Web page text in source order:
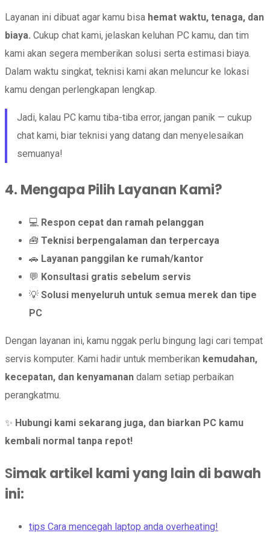
Layanan ini dibuat agar kamu bisa hemat waktu, tenaga, dan
biaya. Cukup chat kami, jelaskan keluhan PC kamu, dan tim
kami akan segera memberikan solusi serta estimasi biaya.
Dalam waktu singkat, teknisi kami akan meluncur ke lokasi
kamu dengan perlengkapan lengkap.
Jadi, kalau PC kamu tiba-tiba error, jangan panik — cukup
chat kami, biar teknisi yang datang dan menyelesaikan
semuanya!
4. Mengapa Pilih Layanan Kami?
💻 Respon cepat dan ramah pelanggan
🧰 Teknisi berpengalaman dan terpercaya
🚗 Layanan panggilan ke rumah/kantor
💬 Konsultasi gratis sebelum servis
💡 Solusi menyeluruh untuk semua merek dan tipe
PC
Dengan layanan ini, kamu nggak perlu bingung lagi cari tempat
servis komputer. Kami hadir untuk memberikan kemudahan,
kecepatan, dan kenyamanan dalam setiap perbaikan
perangkatmu.
✨ Hubungi kami sekarang juga, dan biarkan PC kamu
kembali normal tanpa repot!
Simak artikel kami yang lain di bawah
ini:
tips Cara mencegah laptop anda overheating!